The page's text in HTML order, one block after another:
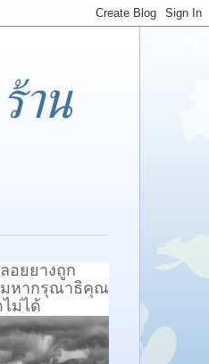
าน
อยยางถูก
มหากรุณาธิคุณ
ม่ได้